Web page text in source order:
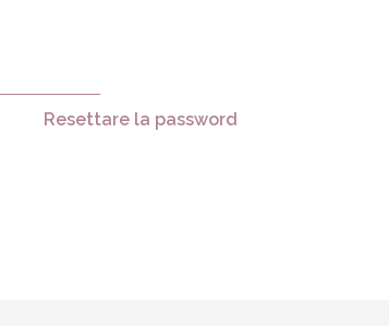
Resettare la password